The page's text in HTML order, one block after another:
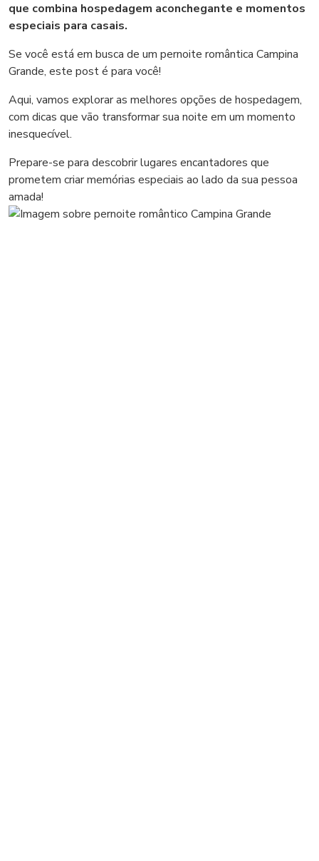
que combina hospedagem aconchegante e momentos
especiais para casais.
Se você está em busca de um pernoite romântica Campina
Grande, este post é para você!
Aqui, vamos explorar as melhores opções de hospedagem,
com dicas que vão transformar sua noite em um momento
inesquecível.
Prepare-se para descobrir lugares encantadores que
prometem criar memórias especiais ao lado da sua pessoa
amada!